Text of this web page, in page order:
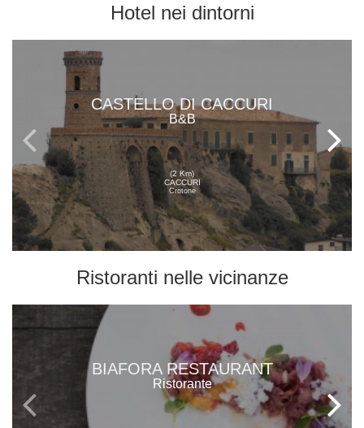
Hotel nei dintorni
CASTELLO DI CACCURI
B&B
(2 Km)
CACCURI
Crotone
Ristoranti nelle vicinanze
BIAFORA RESTAURANT
Ristorante